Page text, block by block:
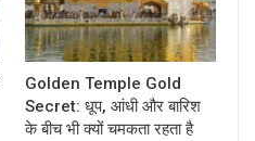
Golden Temple Gold
Secret: धूप, आंधी और बारिश
के बीच भी क्यों चमकता रहता है